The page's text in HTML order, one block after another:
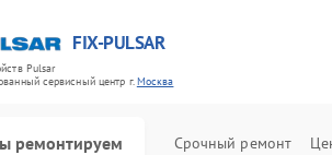
FIX-PULSAR
Pulsar
cервисный центр г.Москва
ремонтируем Срочный ремонт